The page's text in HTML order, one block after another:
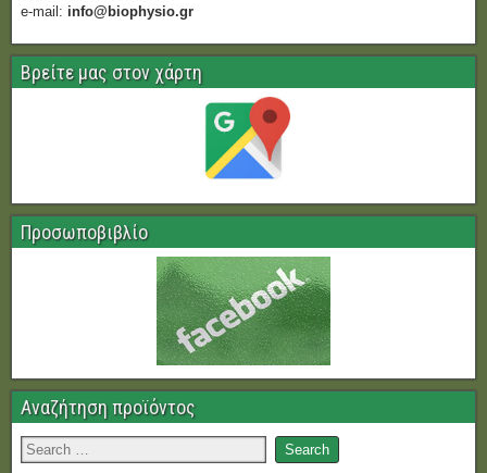
e-mail: info@biophysio.gr
Βρείτε μας στον χάρτη
Προσωποβιβλίο
Αναζήτηση προϊόντος